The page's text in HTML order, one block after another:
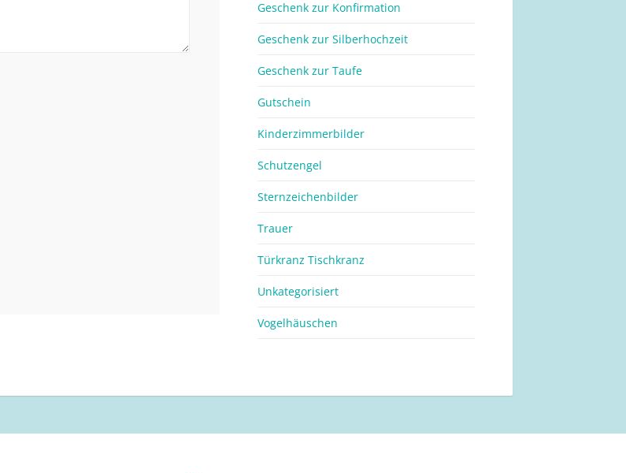
Geschenk zur Konfirmation
Geschenk zur Silberhochzeit
Geschenk zur Taufe
Gutschein
Kinderzimmerbilder
Schutzengel
Sternzeichenbilder
Trauer
Türkranz Tischkranz
Unkategorisiert
Vogelhäuschen